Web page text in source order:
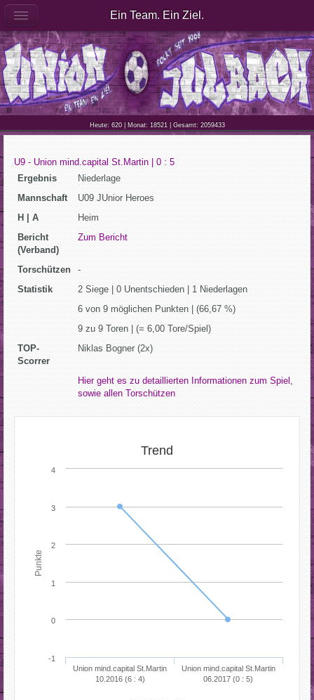
Heute: 620 | Monat: 18521 | Gesamt: 2059433
U9 - Union mind.capital St.Martin | 0 : 5
Ergebnis
Niederlage
Mannschaft
U09 JUnior Heroes
H | A
Heim
Bericht
(Verband)
Zum Bericht
Torschützen
-
Statistik
2 Siege | 0 Unentschieden | 1 Niederlagen
6 von 9 möglichen Punkten | (66,67 %)
9 zu 9 Toren | (= 6,00 Tore/Spiel)
TOP-
Scorrer
Niklas Bogner (2x)
Hier geht es zu detaillierten Informationen zum Spiel,
sowie allen Torschützen
Punkte
Trend
Union mind.capital St.Martin
10.2016 (6 : 4)
Union mind.capital St.Martin
06.2017 (0 : 5)
0
1
2
3
-1
4
Ein Team. Ein Ziel.